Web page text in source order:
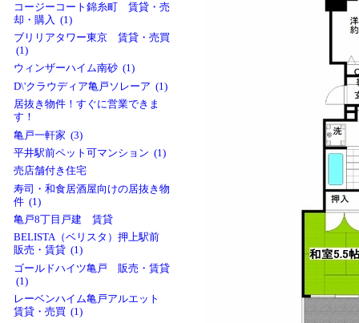
コージーコート錦糸町 賃貸・売
却・購入 (1)
ブリリアタワー東京 賃貸・売買
(1)
ウィンザーハイム南砂 (1)
D\'クラウディア亀戸ソレーア (1)
居抜き物件！すぐに営業できま
す！
亀戸一軒家 (3)
平井駅前ペット可マンション (1)
売店舗付き住宅
寿司・和食居酒屋向けの居抜き物
件 (1)
亀戸8丁目戸建 賃貸
BELISTA（ベリスタ）押上駅前
販売・賃貸 (1)
ゴールドハイツ亀戸 販売・賃貸
(1)
レーベンハイム亀戸アルエット
賃貸・売買 (1)